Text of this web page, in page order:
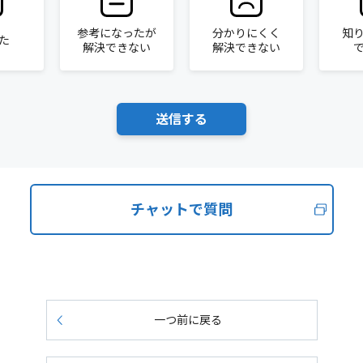
参考になったが
解決できない
分かりにくく
解決できない
知
チャットで質問
一つ前に戻る